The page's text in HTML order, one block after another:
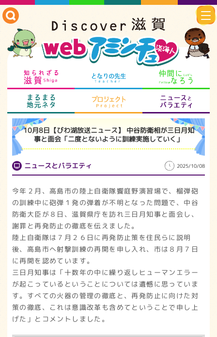
知られざる滋賀 となりの先生
まるまる地元ネタ プロジェクト
10月8日【びわ湖放送ニュース】 中谷防衛相が三日月知
事と面会「二度とないように訓練実施していく」
ニュースとバラエティ 2025/10/08
今年２月、高島市の陸上自衛隊饗庭野演習場で、榴弾砲
の訓練中に砲弾１発の弾着が不明となった問題で、中谷
防衛大臣が８日、滋賀県庁を訪れ三日月知事と面会し、
謝罪と再発防止の徹底を伝えました。
陸上自衛隊は７月２６日に再発防止策を住民らに説明
後、高島市へ射撃訓練の再開を申し入れ、市は８月７日
に再開を認めています。
三日月知事は「十数年の中に繰り返しヒューマンエラー
が起こっているということについては遺憾に思っていま
す。すべての火器の管理の徹底と、再発防止に向けた対
策の徹底、これは意識改革も含めてということで申し上
げた」とコメントしました。